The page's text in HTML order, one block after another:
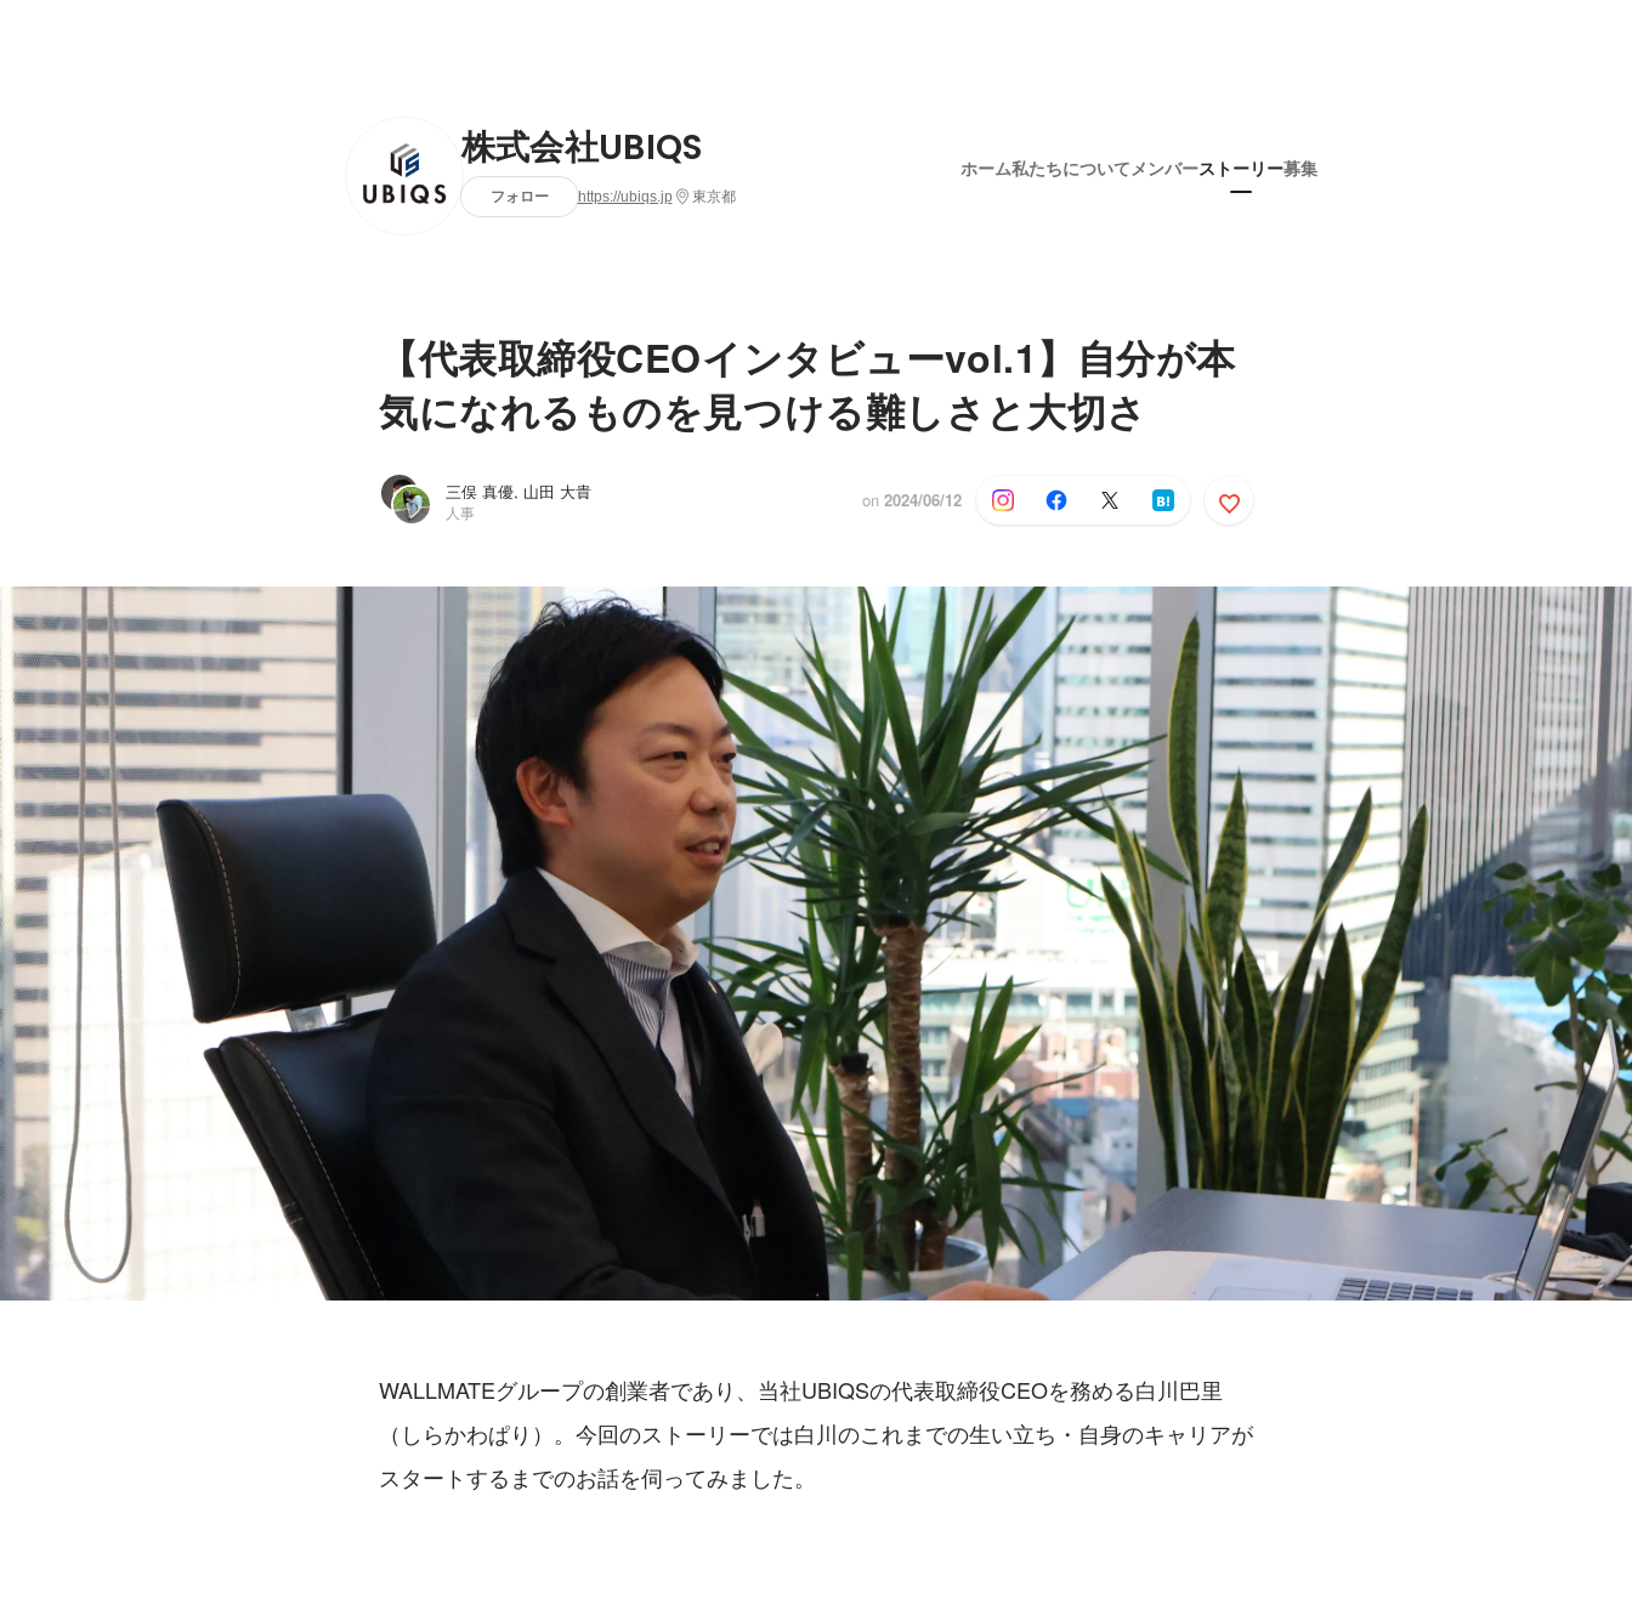
株式会社UBIQS
フォロー https://ubiqs.jp 東京都
ホーム私たちについて メンバーストーリー募集
【代表取締役CEOインタビューvol.1】自分が本
気になれるものを見つける難しさと大切さ
三俣 真優, 山田 大貴
人事
on 2024/06/12
WALLMATEグループの創業者であり、当社UBIQSの代表取締役CEOを務める白川巴里
（しらかわぱり）。今回のストーリーでは白川のこれまでの生い立ち・自身のキャリアが
スタートするまでのお話を伺ってみました。
三俣 真優
株式会社UBIQS /